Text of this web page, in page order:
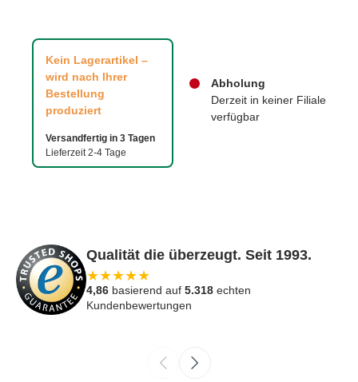
Kein Lagerartikel –
wird nach Ihrer
Bestellung
produziert
Versandfertig in 3 Tagen
Lieferzeit 2-4 Tage
Abholung
Derzeit in keiner Filiale
verfügbar
Qualität die überzeugt. Seit 1993.
★★★★★
4,86 basierend auf 5.318 echten
Kundenbewertungen